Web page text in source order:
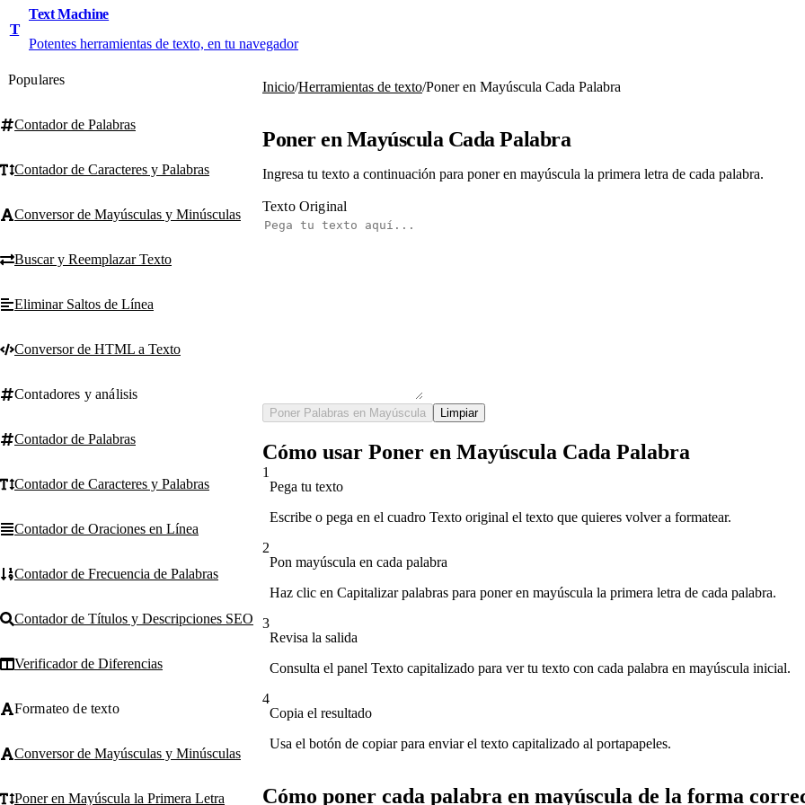
T
Text Machine
Potentes herramientas de texto, en tu navegador
Populares
Contador de Palabras
Contador de Caracteres y Palabras
Conversor de Mayúsculas y Minúsculas
Buscar y Reemplazar Texto
Eliminar Saltos de Línea
Conversor de HTML a Texto
Contadores y análisis
Contador de Palabras
Contador de Caracteres y Palabras
Contador de Oraciones en Línea
Contador de Frecuencia de Palabras
Contador de Títulos y Descripciones SEO
Verificador de Diferencias
Formateo de texto
Conversor de Mayúsculas y Minúsculas
Poner en Mayúscula la Primera Letra
Inicio/Herramientas de texto/Poner en Mayúscula Cada Palabra
Poner en Mayúscula Cada Palabra
Ingresa tu texto a continuación para poner en mayúscula la primera letra de cada palabra.
Texto Original
Poner Palabras en Mayúscula Limpiar
Cómo usar Poner en Mayúscula Cada Palabra
1
Pega tu texto
Escribe o pega en el cuadro Texto original el texto que quieres volver a formatear.
2
Pon mayúscula en cada palabra
Haz clic en Capitalizar palabras para poner en mayúscula la primera letra de cada palabra.
3
Revisa la salida
Consulta el panel Texto capitalizado para ver tu texto con cada palabra en mayúscula inicial.
4
Copia el resultado
Usa el botón de copiar para enviar el texto capitalizado al portapapeles.
Cómo poner cada palabra en mayúscula de la forma